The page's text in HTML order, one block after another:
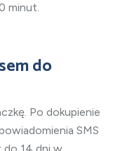
minut.
do
Po dokupienie
SMS